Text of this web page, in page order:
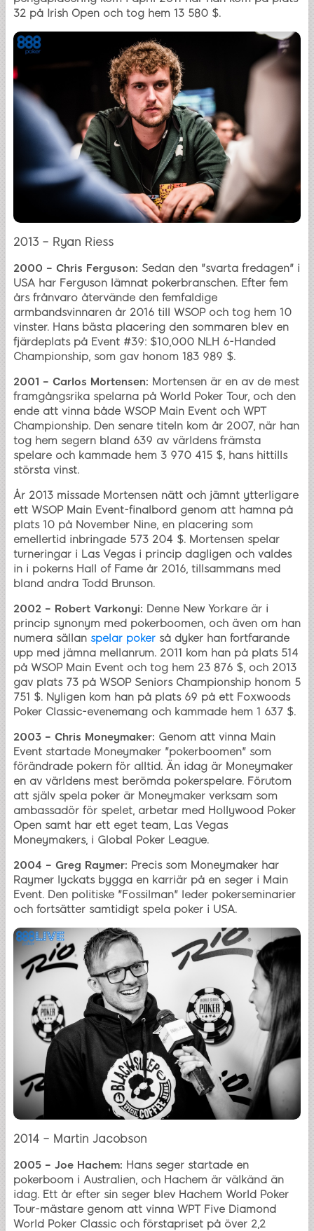
32 på Irish Open och tog hem 13 580 $.
2013 – Ryan Riess
2000 – Chris Ferguson: Sedan den "svarta fredagen" i
USA har Ferguson lämnat pokerbranschen. Efter fem
års frånvaro återvände den femfaldige
armbandsvinnaren år 2016 till WSOP och tog hem 10
vinster. Hans bästa placering den sommaren blev en
fjärdeplats på Event #39: $10,000 NLH 6-Handed
Championship, som gav honom 183 989 $.
2001 – Carlos Mortensen: Mortensen är en av de mest
framgångsrika spelarna på World Poker Tour, och den
ende att vinna både WSOP Main Event och WPT
Championship. Den senare titeln kom år 2007, när han
tog hem segern bland 639 av världens främsta
spelare och kammade hem 3 970 415 $, hans hittills
största vinst.
År 2013 missade Mortensen nätt och jämnt ytterligare
ett WSOP Main Event-finalbord genom att hamna på
plats 10 på November Nine, en placering som
emellertid inbringade 573 204 $. Mortensen spelar
turneringar i Las Vegas i princip dagligen och valdes
in i pokerns Hall of Fame år 2016, tillsammans med
bland andra Todd Brunson.
2002 – Robert Varkonyi: Denne New Yorkare är i
princip synonym med pokerboomen, och även om han
numera sällan spelar poker så dyker han fortfarande
upp med jämna mellanrum. 2011 kom han på plats 514
på WSOP Main Event och tog hem 23 876 $, och 2013
gav plats 73 på WSOP Seniors Championship honom 5
751 $. Nyligen kom han på plats 69 på ett Foxwoods
Poker Classic-evenemang och kammade hem 1 637 $.
2003 – Chris Moneymaker: Genom att vinna Main
Event startade Moneymaker "pokerboomen" som
förändrade pokern för alltid. Än idag är Moneymaker
en av världens mest berömda pokerspelare. Förutom
att själv spela poker är Moneymaker verksam som
ambassadör för spelet, arbetar med Hollywood Poker
Open samt har ett eget team, Las Vegas
Moneymakers, i Global Poker League.
2004 – Greg Raymer: Precis som Moneymaker har
Raymer lyckats bygga en karriär på en seger i Main
Event. Den politiske "Fossilman" leder pokerseminarier
och fortsätter samtidigt spela poker i USA.
2014 – Martin Jacobson
2005 – Joe Hachem: Hans seger startade en
pokerboom i Australien, och Hachem är välkänd än
idag. Ett år efter sin seger blev Hachem World Poker
Tour-mästare genom att vinna WPT Five Diamond
World Poker Classic och förstapriset på över 2,2